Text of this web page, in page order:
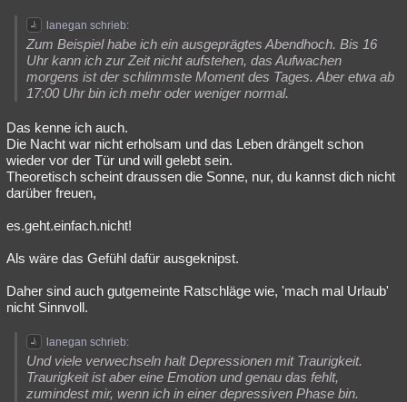
lanegan schrieb:
Zum Beispiel habe ich ein ausgeprägtes Abendhoch. Bis 16
Uhr kann ich zur Zeit nicht aufstehen, das Aufwachen
morgens ist der schlimmste Moment des Tages. Aber etwa ab
17:00 Uhr bin ich mehr oder weniger normal.
Das kenne ich auch.
Die Nacht war nicht erholsam und das Leben drängelt schon
wieder vor der Tür und will gelebt sein.
Theoretisch scheint draussen die Sonne, nur, du kannst dich nicht
darüber freuen,
es.geht.einfach.nicht!
Als wäre das Gefühl dafür ausgeknipst.
Daher sind auch gutgemeinte Ratschläge wie, 'mach mal Urlaub'
nicht Sinnvoll.
lanegan schrieb:
Und viele verwechseln halt Depressionen mit Traurigkeit.
Traurigkeit ist aber eine Emotion und genau das fehlt,
zumindest mir, wenn ich in einer depressiven Phase bin.